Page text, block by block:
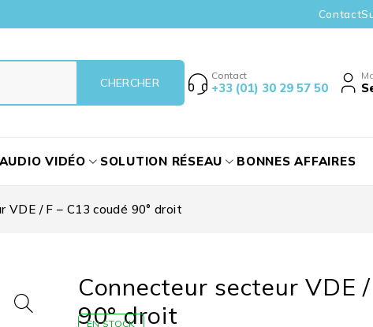
Contact
Contact
+33 (01) 30 29 57 50
VIDÉO SOLUTION RÉSEAU BONNES AFFAIRES
VDE / F – C13 coudé 90° droit
Connecteur secteur VDE
90° droit
EN STOCK